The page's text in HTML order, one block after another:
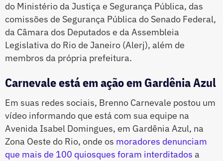
do Ministério da Justiça e Segurança Pública, das
comissões de Segurança Pública do Senado Federal,
da Câmara dos Deputados e da Assembleia
Legislativa do Rio de Janeiro (Alerj), além de
membros da própria prefeitura.
Carnevale está em ação em Gardênia Azul
Em suas redes sociais, Brenno Carnevale postou um
vídeo informando que está com sua equipe na
Avenida Isabel Domingues, em Gardênia Azul, na
Zona Oeste do Rio, onde os moradores denunciam
que mais de 100 quiosques foram interditados a